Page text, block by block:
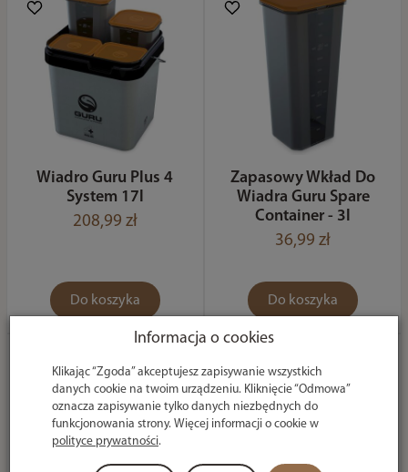
Wiadro Guru Plus 4
System 17l
208,99 zł
Do koszyka
Zapasowy Wkład Do
Wiadra Guru Spare
Container - 3l
36,99 zł
Do koszyka
Informacja o cookies
Klikając “Zgoda” akceptujesz zapisywanie wszystkich
danych cookie na twoim urządzeniu. Kliknięcie “Odmowa”
oznacza zapisywanie tylko danych niezbędnych do
funkcjonowania strony. Więcej informacji o cookie w
polityce prywatności.